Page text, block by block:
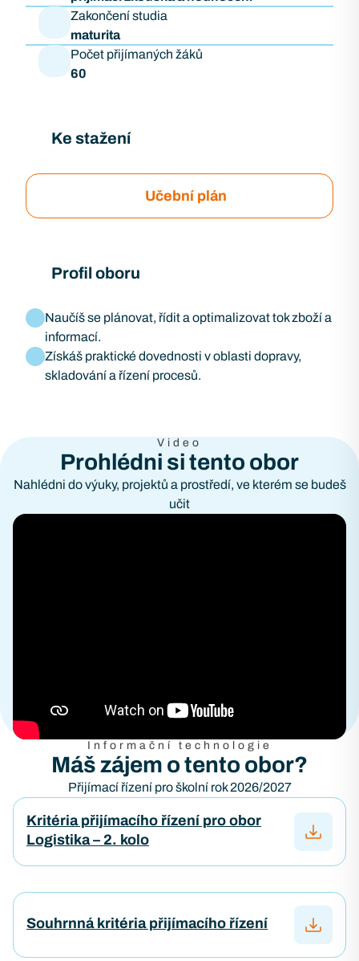
Zakončení studia
maturita
Počet přijímaných žáků
60
Ke stažení
Učební plán
Profil oboru
Naučíš se plánovat, řídit a optimalizovat tok zboží a
informací.
Získáš praktické dovednosti v oblasti dopravy,
skladování a řízení procesů.
Video
Prohlédni si tento obor
Nahlédni do výuky, projektů a prostředí, ve kterém se budeš
učit
Informační technologie
Máš zájem o tento obor?
Přijímací řízení pro školní rok 2026/2027
Kritéria přijímacího řízení pro obor
Logistika – 2. kolo
Souhrnná kritéria přijímacího řízení